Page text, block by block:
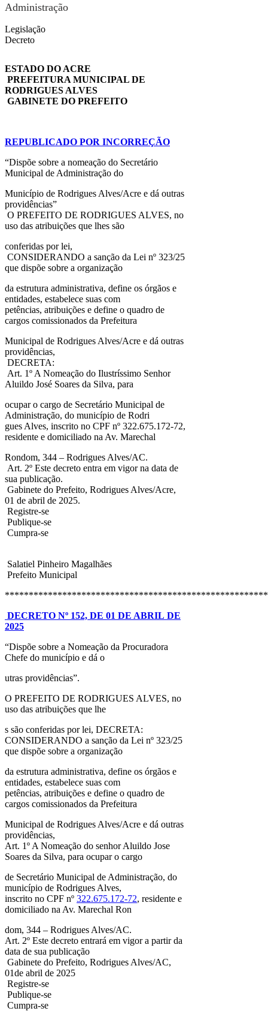
Administração
Legislação
Decreto
ESTADO DO ACRE
PREFEITURA MUNICIPAL DE
RODRIGUES ALVES
GABINETE DO PREFEITO
REPUBLICADO POR INCORREÇÃO
“Dispõe sobre a nomeação do Secretário
Municipal de Administração do
Município de Rodrigues Alves/Acre e dá outras
providências”
O PREFEITO DE RODRIGUES ALVES, no
uso das atribuições que lhes são
conferidas por lei,
CONSIDERANDO a sanção da Lei nº 323/25
que dispõe sobre a organização
da estrutura administrativa, define os órgãos e
entidades, estabelece suas com
petências, atribuições e define o quadro de
cargos comissionados da Prefeitura
Municipal de Rodrigues Alves/Acre e dá outras
providências,
DECRETA:
Art. 1º A Nomeação do Ilustríssimo Senhor
Aluildo José Soares da Silva, para
ocupar o cargo de Secretário Municipal de
Administração, do município de Rodri
gues Alves, inscrito no CPF nº 322.675.172-72,
residente e domiciliado na Av. Marechal
Rondom, 344 – Rodrigues Alves/AC.
Art. 2º Este decreto entra em vigor na data de
sua publicação.
Gabinete do Prefeito, Rodrigues Alves/Acre,
01 de abril de 2025.
Registre-se
Publique-se
Cumpra-se
Salatiel Pinheiro Magalhães
Prefeito Municipal
DECRETO Nº 152, DE 01 DE ABRIL DE
2025
“Dispõe sobre a Nomeação da Procuradora
Chefe do município e dá o
utras providências”.
O PREFEITO DE RODRIGUES ALVES, no
uso das atribuições que lhe
s são conferidas por lei, DECRETA:
CONSIDERANDO a sanção da Lei nº 323/25
que dispõe sobre a organização
da estrutura administrativa, define os órgãos e
entidades, estabelece suas com
petências, atribuições e define o quadro de
cargos comissionados da Prefeitura
Municipal de Rodrigues Alves/Acre e dá outras
providências,
Art. 1º A Nomeação do senhor Aluildo Jose
Soares da Silva, para ocupar o cargo
de Secretário Municipal de Administração, do
município de Rodrigues Alves,
inscrito no CPF nº 322.675.172-72, residente e
domiciliado na Av. Marechal Ron
dom, 344 – Rodrigues Alves/AC.
Art. 2º Este decreto entrará em vigor a partir da
data de sua publicação
Gabinete do Prefeito, Rodrigues Alves/AC,
01de abril de 2025
Registre-se
Publique-se
Cumpra-se